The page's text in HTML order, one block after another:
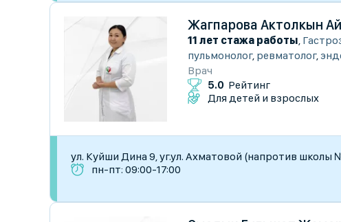
Жагпарова Актолкын
11 лет стажа работы,
пульмонолог, ревматолог,
Врач
5.0 Рейтинг
Для детей и взрослых
ул. Куйши Дина 9, уг.ул. Ахматовой (напротив школы
пн-пт: 09:00-17:00